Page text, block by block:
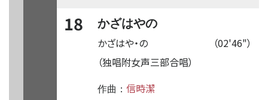
18 かざはやの
（02'46"）
かざはや・の
（独唱附女声三部合唱）
作曲： 信時潔